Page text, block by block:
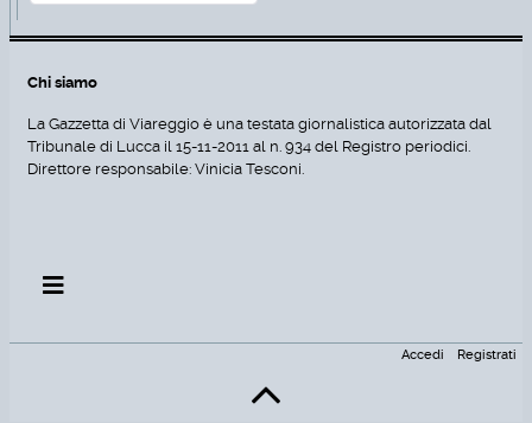
Chi siamo
La Gazzetta di Viareggio è una testata giornalistica autorizzata dal
Tribunale di Lucca il 15-11-2011 al n. 934 del Registro periodici.
Direttore responsabile: Vinicia Tesconi.
Accedi Registrati